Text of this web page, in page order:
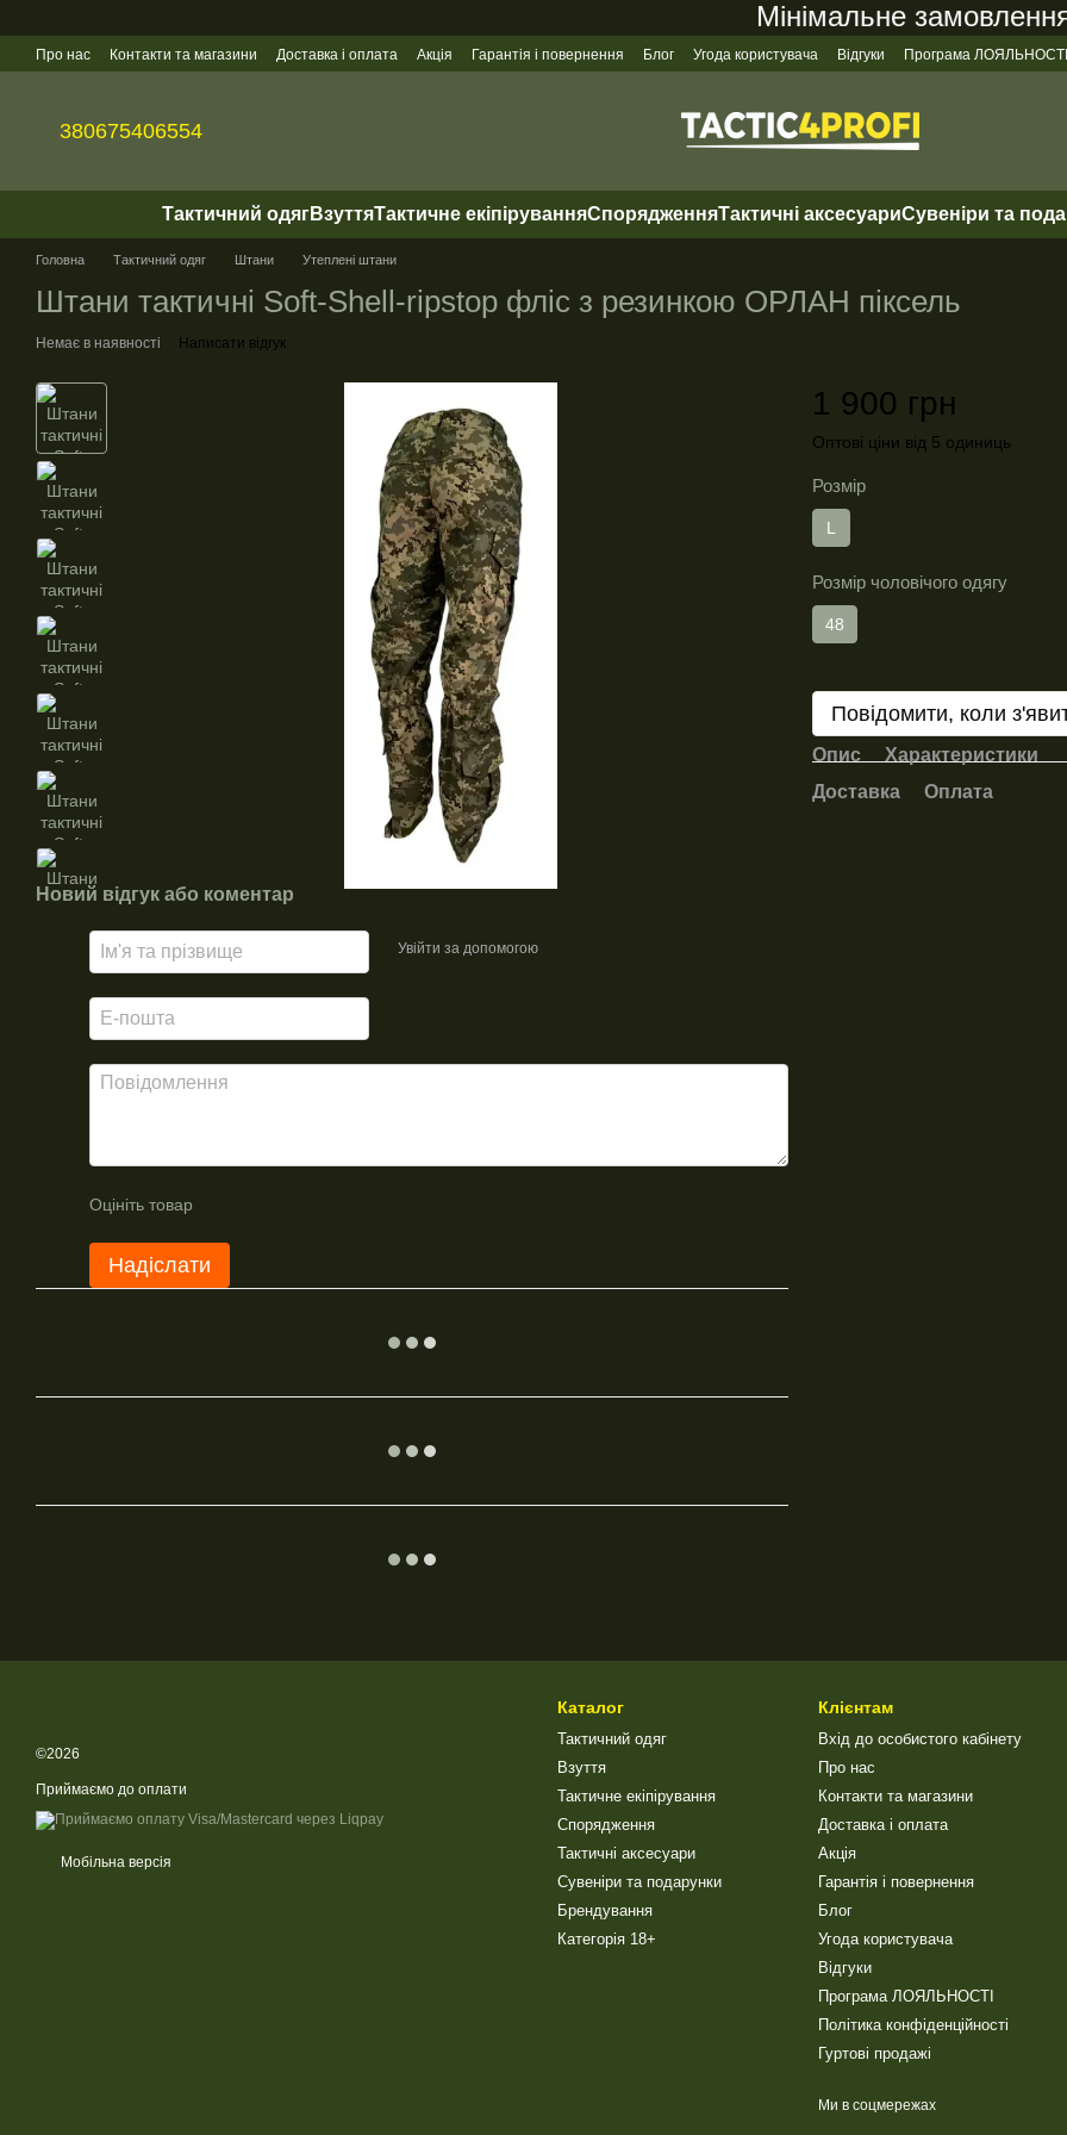
Мінімальне замовлення
Про нас Контакти та магазини Доставка і оплата Акція Гарантія і повернення Блог Угода користувача Відгуки
Програма ЛОЯЛЬНОСТІ
380675406554
Тактичний одягВзуттяТактичне екіпіруванняСпорядженняТактичні аксесуариСувеніри та
Головна Тактичний одяг Штани Утеплені штани
Штани тактичні Soft-Shell-ripstop фліс з резинкою ОРЛАН піксель
Немає в наявності Написати відгук
Новий відгук або коментар
Увійти за допомогою
Оцініть товар
Надіслати
1 900 грн
Оптові ціни від 5 одиниць
Розмір
L
Розмір чоловічого одягу
48
Повідомити, коли
Опис
Характеристики
Доставка
Оплата
©2026
Приймаємо до оплати
Мобільна версія
Каталог
Тактичний одяг
Взуття
Тактичне екіпірування
Спорядження
Тактичні аксесуари
Сувеніри та подарунки
Брендування
Категорія 18+
Клієнтам
Вхід до особистого кабінету
Про нас
Контакти та магазини
Доставка і оплата
Акція
Гарантія і повернення
Блог
Угода користувача
Відгуки
Програма ЛОЯЛЬНОСТІ
Політика конфіденційності
Гуртові продажі
Ми в соцмережах